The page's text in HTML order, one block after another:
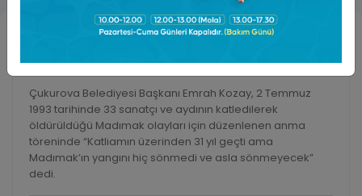
Kozay: Madımak'ın Yangını Hiç Sönmedi
Çukurova Belediyesi Başkanı Emrah Kozay, 2 Temmuz
1993 tarihinde 33 sanatçı ve aydının katledilerek
öldürüldüğü Madımak olayları için düzenlenen anma
töreninde “Katliamın üzerinden 31 yıl geçti ama
Madımak’ın yangını hiç sönmedi ve asla sönmeyecek”
dedi.